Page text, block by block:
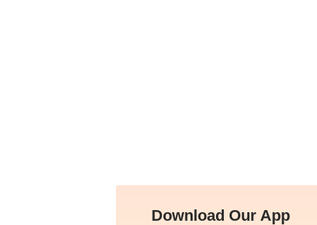
Download Our App